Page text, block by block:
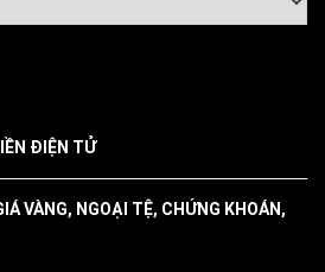
ĐIỆN TỬ
VÀNG, NGOẠI TỆ, CHỨNG KHOÁN,